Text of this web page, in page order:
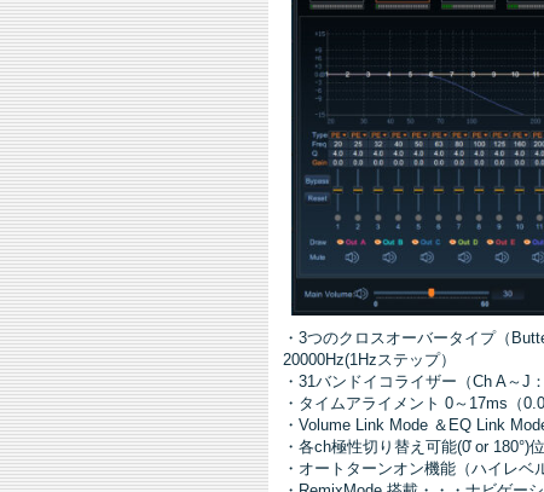
・3つのクロスオーバータイプ（
20000Hz(1Hzステップ）
・31バンドイコライザー（Ch A～J
・タイムアライメント 0～17ms（
・Volume Link Mode ＆EQ Link
・各ch極性切り替え可能(0̊ or 180°)
・オートターンオン機能（ハイレ